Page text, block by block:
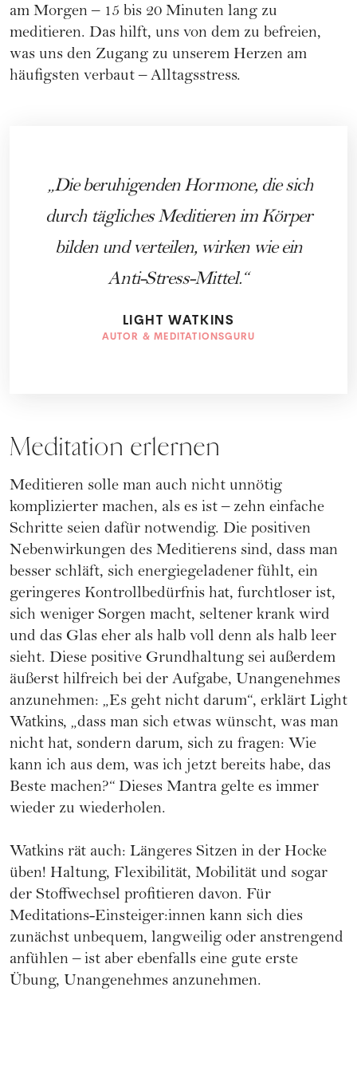
am Morgen – 15 bis 20 Minuten lang zu
meditieren. Das hilft, uns von dem zu befreien,
was uns den Zugang zu unserem Herzen am
häufigsten verbaut – Alltagsstress.
Die beruhigenden Hormone, die sich
durch tägliches Meditieren im Körper
bilden und verteilen, wirken wie ein
Anti-Stress-Mittel.
LIGHT WATKINS
AUTOR & MEDITATIONSGURU
Meditation erlernen
Meditieren solle man auch nicht unnötig
komplizierter machen, als es ist – zehn einfache
Schritte seien dafür notwendig. Die positiven
Nebenwirkungen des Meditierens sind, dass man
besser schläft, sich energiegeladener fühlt, ein
geringeres Kontrollbedürfnis hat, furchtloser ist,
sich weniger Sorgen macht, seltener krank wird
und das Glas eher als halb voll denn als halb leer
sieht. Diese positive Grundhaltung sei außerdem
äußerst hilfreich bei der Aufgabe, Unangenehmes
anzunehmen: „Es geht nicht darum“, erklärt Light
Watkins, „dass man sich etwas wünscht, was man
nicht hat, sondern darum, sich zu fragen: Wie
kann ich aus dem, was ich jetzt bereits habe, das
Beste machen?“ Dieses Mantra gelte es immer
wieder zu wiederholen.
Watkins rät auch: Längeres Sitzen in der Hocke
üben! Haltung, Flexibilität, Mobilität und sogar
der Stoffwechsel profitieren davon. Für
Meditations-Einsteiger:innen kann sich dies
zunächst unbequem, langweilig oder anstrengend
anfühlen – ist aber ebenfalls eine gute erste
Übung, Unangenehmes anzunehmen.